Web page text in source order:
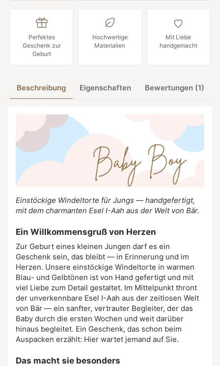
Perfektes
Geschenk zur
Geburt
Hochwertige
Materialien
Mit Liebe
handgemacht
Beschreibung Eigenschaften Bewertungen (1)
Einstöckige Windeltorte für Jungs — handgefertigt,
mit dem charmanten Esel I-Aah aus der Welt von Bär.
Ein Willkommensgruß von Herzen
Zur Geburt eines kleinen Jungen darf es ein
Geschenk sein, das bleibt — in Erinnerung und im
Herzen. Unsere einstöckige Windeltorte in warmen
Blau- und Gelbtönen ist von Hand gefertigt und mit
viel Liebe zum Detail gestaltet. Im Mittelpunkt thront
der unverkennbare Esel I-Aah aus der zeitlosen Welt
von Bär — ein sanfter, vertrauter Begleiter, der das
Baby durch die ersten Wochen und weit darüber
hinaus begleitet. Ein Geschenk, das schon beim
Auspacken erzählt: Hier wartet jemand auf Sie.
Das macht sie besonders